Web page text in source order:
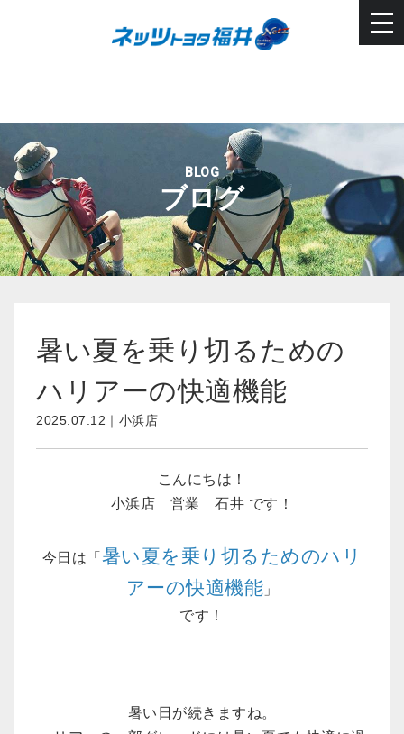
BLOG
ブログ
暑い夏を乗り切るための
ハリアーの快適機能
2025.07.12｜小浜店
こんにちは！
小浜店 営業 石井 です！
今日は「 暑い夏を乗り切るためのハリ
アーの快適機能 」
です！
暑い日が続きますね。